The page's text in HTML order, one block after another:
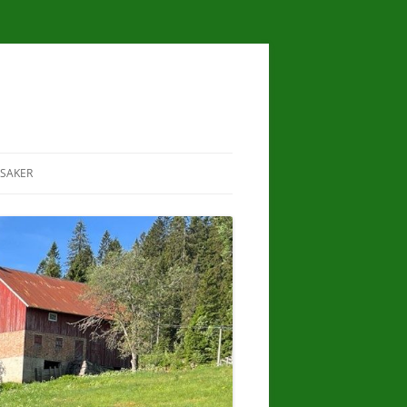
SAKER
LILLOMARKA
LANDSKAPSVERNOMRÅDE
SKJØTSEL OG ARTSMANGFOLD PÅ
HESTEJORDENE